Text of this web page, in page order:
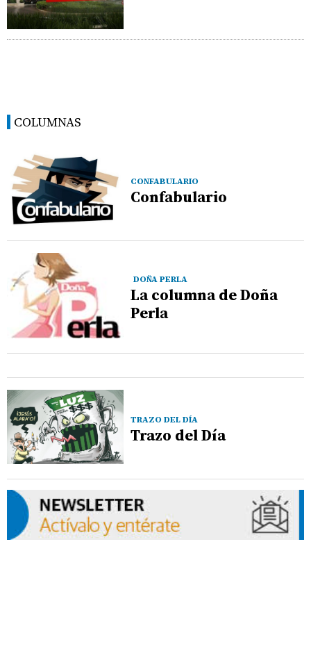
COLUMNAS
CONFABULARIO
Confabulario
DOÑA PERLA
La columna de Doña
Perla
TRAZO DEL DÍA
Trazo del Día